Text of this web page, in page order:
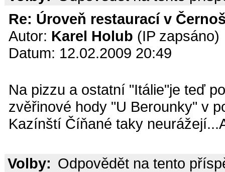
Re: Úroveň restaurací v
Autor: Karel Holub (IP zapsáno)
Datum: 12.02.2009 20:49
Na pizzu a ostatní "Itálie"je teď
zvěřinové hody "U Berounky" v
Kazínští Číňané taky
Volby: Odpovědět na tento